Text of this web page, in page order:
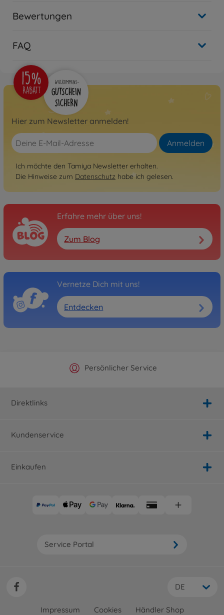
Bewertungen
FAQ
Hier zum Newsletter anmelden!
Anmelden
Ich möchte den Tamiya Newsletter erhalten.
Die Hinweise zum Datenschutz habe ich gelesen.
Erfahre mehr über uns!
Zum Blog
Vernetze Dich mit uns!
Entdecken
Offizieller Hersteller Shop
Persönlicher Service
Versandkostenfrei ab 25€
Schnelle Lieferung
Direktlinks
Kundenservice
Einkaufen
Service Portal
DE
Impressum Cookies Händler Shop